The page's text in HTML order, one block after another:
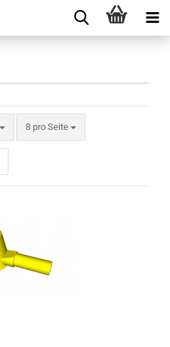
8 pro Seite